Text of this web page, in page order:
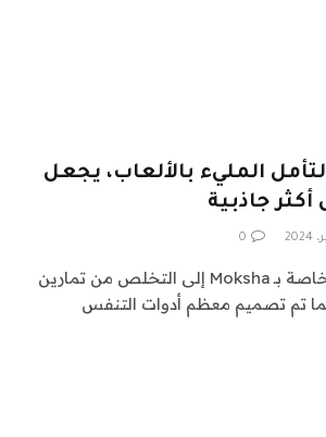
المليء بالألعاب، يجعل
جاذبية
0
تهدف أداة التأمل الخاصة بـ Moksha إلى التخلص من تمارين
تم تصميم معظم أدوات التنفس